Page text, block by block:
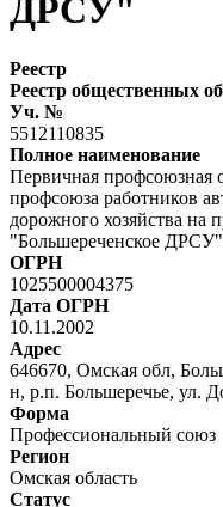
ДРСУ"
Реестр
Реестр общественных
Уч. №
5512110835
Полное наименование
Первичная профсоюзная
профсоюза работников
дорожного хозяйства
"Большереченское ДРСУ"
ОГРН
1025500004375
Дата ОГРН
10.11.2002
Адрес
646670, Омская обл,
н, р.п. Большеречье, ул.
Форма
Профессиональный союз
Регион
Омская область
Статус